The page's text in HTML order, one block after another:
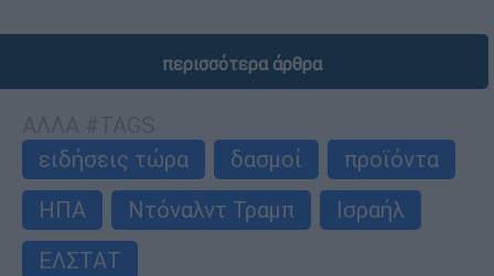
περισσότερα άρθρα
ειδήσεις τώρα
δασμοί
προϊόντα
ΗΠΑ
Ντόναλντ Τραμπ
Ισραήλ
ΕΛΣΤΑΤ